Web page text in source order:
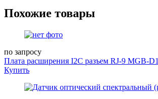
Похожие товары
по запросу
Плата расширения I2C разъем RJ-9 MGB-
Купить